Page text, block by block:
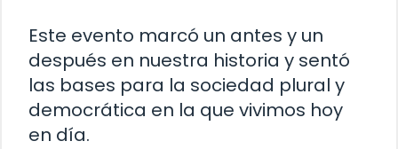
Este evento marcó un antes y un
después en nuestra historia y sentó
las bases para la sociedad plural y
democrática en la que vivimos hoy
en día.